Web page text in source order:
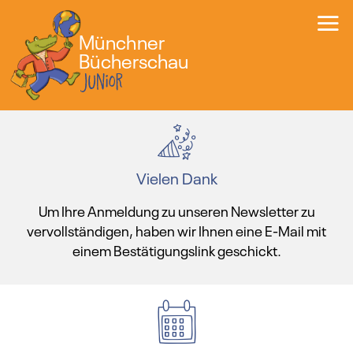
Münchner
Bücherschau
Vielen Dank
Um Ihre Anmeldung zu unseren Newsletter zu
vervollständigen, haben wir Ihnen eine E-Mail mit
einem Bestätigungslink geschickt.